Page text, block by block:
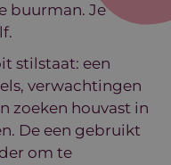
buurman. Je
stilstaat: een
verwachtingen
zoeken houvast in
De een gebruikt
om te